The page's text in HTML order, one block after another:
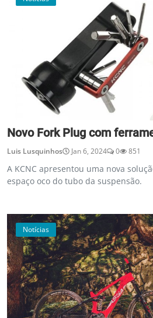
Novo Fork Plug com
Luis Lusquinhos Jan 6, 2024 0 851
A KCNC apresentou uma nova
espaço oco do tubo da suspensão.
Notícias